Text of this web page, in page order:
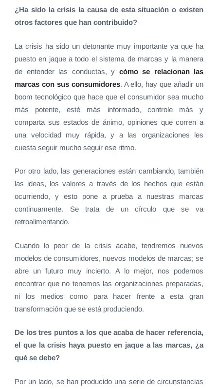
¿Ha sido la crisis la causa de esta situación o existen
otros factores que han contribuido?
La crisis ha sido un detonante muy importante ya que ha
puesto en jaque a todo el sistema de marcas y la manera
de entender las conductas, y cómo se relacionan las
marcas con sus consumidores. A ello, hay que añadir un
boom tecnológico que hace que el consumidor sea mucho
más potente, esté más informado, controle más y
comparta sus estados de ánimo, opiniones que corren a
una velocidad muy rápida, y a las organizaciones les
cuesta seguir mucho seguir ese ritmo.
Por otro lado, las generaciones están cambiando, también
las ideas, los valores a través de los hechos que están
ocurriendo, y esto pone a prueba a nuestras marcas
continuamente. Se trata de un círculo que se va
retroalimentando.
Cuando lo peor de la crisis acabe, tendremos nuevos
modelos de consumidores, nuevos modelos de marcas; se
abre un futuro muy incierto. A lo mejor, nos podemos
encontrar que no tenemos las organizaciones preparadas,
ni los medios como para hacer frente a esta gran
transformación que se está produciendo.
De los tres puntos a los que acaba de hacer referencia,
el que la crisis haya puesto en jaque a las marcas, ¿a
qué se debe?
Por un lado, se han producido una serie de circunstancias